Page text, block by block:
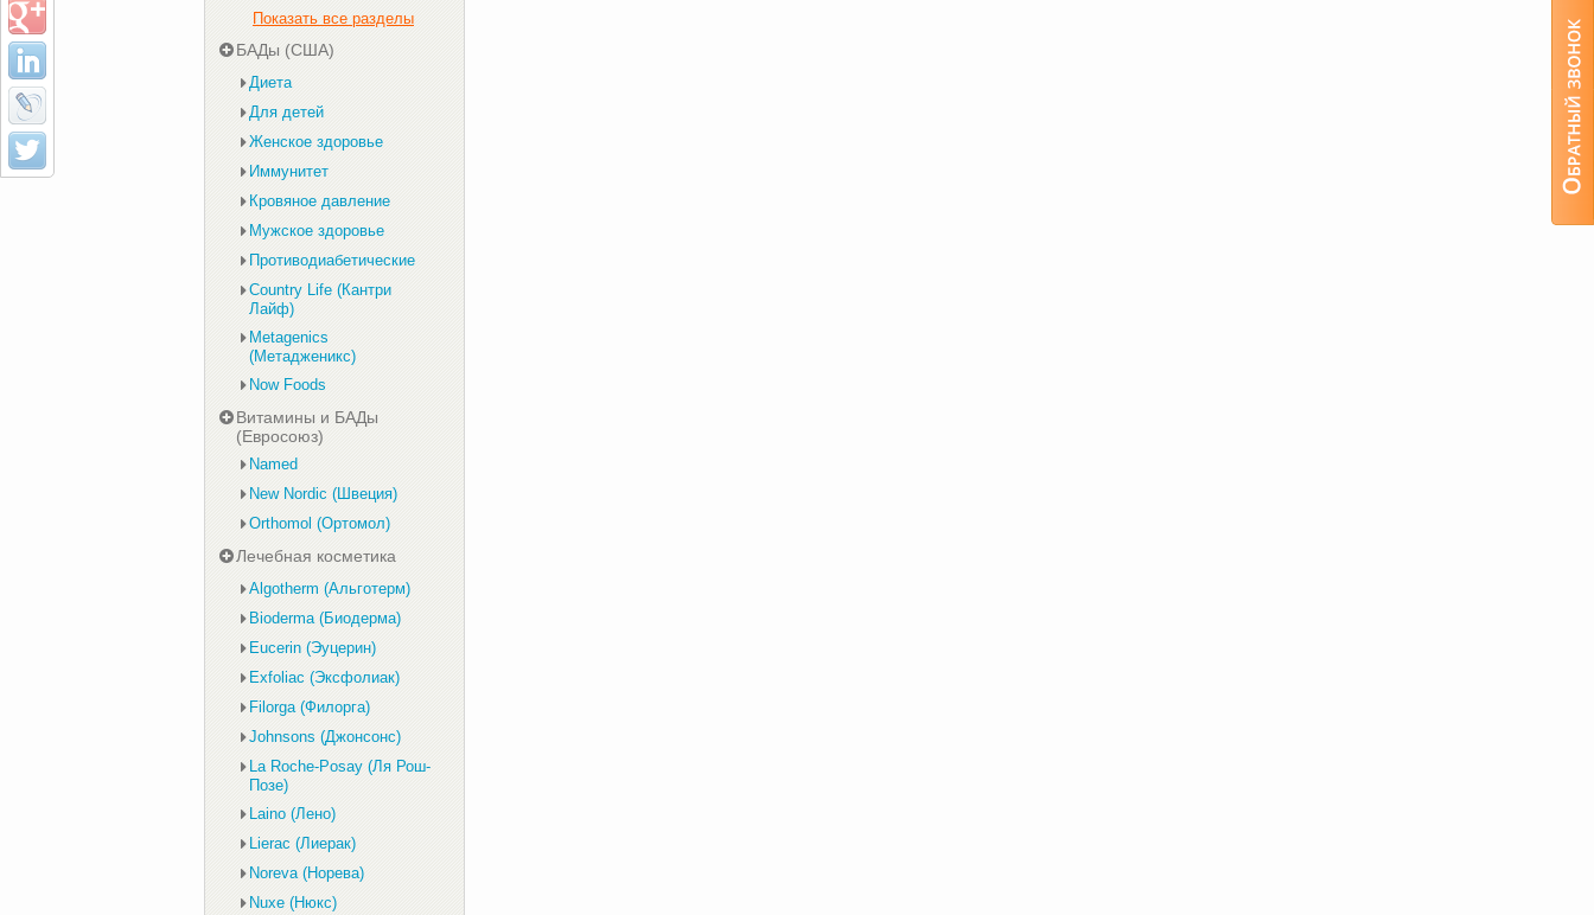
Показать все разделы
БАДы (США)
Диета
Для детей
Женское здоровье
Иммунитет
Кровяное давление
Мужское здоровье
Противодиабетические
Country Life (Кантри
Лайф)
Metagenics
(Метадженикс)
Now Foods
Витамины и БАДы
(Евросоюз)
Named
New Nordic (Швеция)
Orthomol (Ортомол)
Лечебная косметика
Algotherm (Альготерм)
Bioderma (Биодерма)
Eucerin (Эуцерин)
Exfoliac (Эксфолиак)
Filorga (Филорга)
Johnsons (Джонсонс)
La Roche-Posay (Ля Рош-
Позе)
Laino (Лено)
Lierac (Лиерак)
Noreva (Норева)
Nuxe (Нюкс)